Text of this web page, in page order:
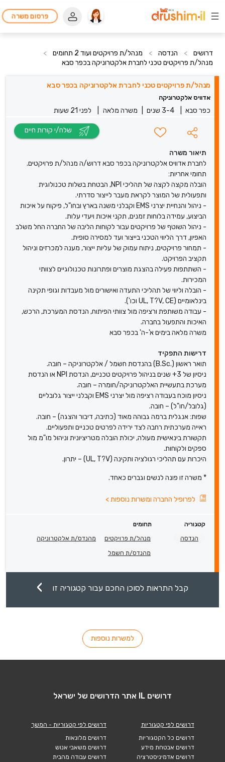
פרסום משרה
דרושים > הנדסה > מנהל/ת פרויקטים ועוד 2 תחומים
>
מנהל/ת פרויקטים טכני לחברת אלקטרוניקה בכפר סבא
מנהל/ת פרויקטים טכני לחברת אלקטרוניקה בכפר סבא
אדוויס אלקטרוניקה
כפר סבא 3-4 שנים משרה מלאה לפני 21 שעות
תיאור משרה
לחברת אדוויס אלקטרוניקה בכפר סבא דרוש/ה מנהל/ת פרויקטים.
תחומי אחריות:
הובלה מקצה לקצה של תהליכי NPI, הבטחת בשלות טכנולוגית
ותפעולית של המוצר לקראת מעבר לייצור סדרתי.
- ניהול והנחיית יצרני EMS וקבלני משנה בארץ ובחו"ל, פיקוח על איכות
הביצוע, עמידה בלוחות זמנים, תקני איכות ויעדי עלות.
- ניהול השוטף של פרויקטים עבור לקוחות הליבה של החברה החל משלב
האפיון, דרך הליווי הטכני בייצור ועד למסירה סופית.
- תמחור פרויקטים, ניתוח עמוק של עליות ייצור, מענה למכרזים וניהול
תקציב הפרויקט.
- השתתפות פעילה בהצגת מוצרים ופתרונות טכנולוגיים לצוותי
המכירות.
- הובלה וליווי של תהליכי התעדה ואישורים מול מעבדות וגופי תקינה
בינלאומיים (UL, T?V, CE וכו').
- עבודה משותפת ורציפה מול צוותי הפיתוח, הנדסת המערכת, הרכש,
האיכות והתפעול בחברה.
משרה מלאה בימים א'-ה' בכפר סבא
דרישות התפקיד
תואר ראשון (.B.Sc) בהנדסת חשמל / אלקטרוניקה – חובה.
ניסיון של 3+ שנים בניהול פרויקטים טכניים, הנדסת NPI או הנדסת
מערכת בתעשיית האלקטרוניקה/חומרה – חובה.
ניסיון מוכח בעבודה רציפה מול יצרני EMS וקבלני ייצור גלובליים
(גלובל/חו"ל) – חובה.
שפות: אנגלית ברמה גבוהה מאוד (כתיבה, דיבור והצגה) – חובה.
ראייה מערכתית רחבה לצד ירידה לפרטים טכניים ותפעוליים.
תקשורת בינאישית מעולה, יכולת הובלה מטריציונית וניהול מו"מ מול
ספקים ולקוחות.
היכרות עם תהליכי רגולציה ותקינה (UL, T?V) – יתרון.
* משרה זו פונה לנשים וגברים כאחד.
לפרופיל החברה ומשרות נוספות>
קטגוריה
תחומים
הנדסה
מנהל/ת פרויקטים מהנדס/ת אלקטרוניקה
מהנדס/ת חשמל
קבל התראות לסוכן החכם עבור קטגוריה זו
למשרות נוספות
דרושים IL אתר הדרושים של ישראל
דרושים לפי קטגוריות
דרושים כל הקטגוריות
דרושים אבטחת מידע
דרושים אדמיניסטרציה
דרושים לפי קטגוריות - המשך
דרושים מלונאות
דרושים משאבי אנוש
דרושים עבודה מהבית